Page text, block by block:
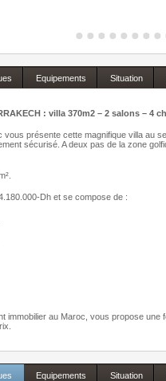
Equipements Situation
: villa 370m2 – 2 salons – 4
présente cette magnifique villa au
sécurisé. A deux pas de la zone
Dh et se compose de :
immobilier au Maroc, vous propose une
Equipements Situation